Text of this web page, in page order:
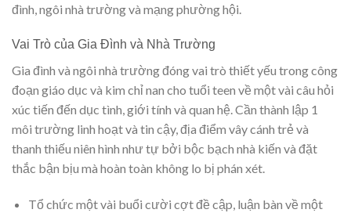
đình, ngôi nhà trường và mạng phường hội.
Vai Trò của Gia Đình và Nhà Trường
Gia đình và ngôi nhà trường đóng vai trò thiết yếu trong công
đoạn giáo dục và kim chỉ nan cho tuổi teen về một vài câu hỏi
xúc tiến đến dục tình, giới tính và quan hệ. Cần thành lập 1
môi trường linh hoạt và tin cậy, địa điểm vây cánh trẻ và
thanh thiếu niên hình như tự bởi bộc bạch nhà kiến và đặt
thắc bận bịu mà hoàn toàn không lo bị phán xét.
Tổ chức một vài buổi cười cợt đề cập, luận bàn về một